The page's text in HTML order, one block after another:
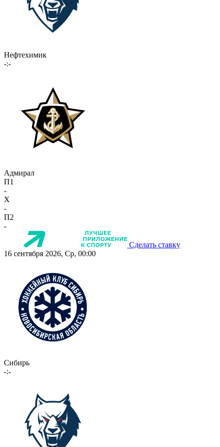
Нефтехимик
-:-
Адмирал
П1
-
X
-
П2
-
Сделать ставку
16 сентября 2026, Ср, 00:00
Сибирь
-:-